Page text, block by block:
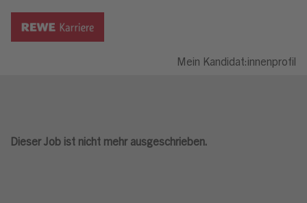
Mein Kandidat:innenprofil
Dieser Job ist nicht mehr ausgeschrieben.